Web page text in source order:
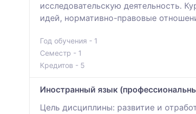
исследовательскую деятельность.
идей, нормативно-правовые
Год обучения - 1
Семестр - 1
Кредитов - 5
Иностранный язык
Цель дисциплины: развитие и